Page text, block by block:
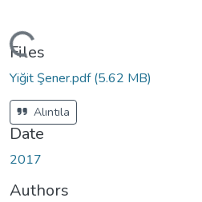
Files
Yiğit Şener.pdf(5.62 MB)
Alıntıla
Date
2017
Authors